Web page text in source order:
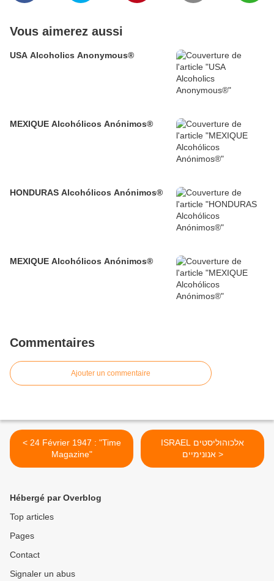
Vous aimerez aussi
USA Alcoholics Anonymous®
MEXIQUE Alcohólicos Anónimos®
HONDURAS Alcohólicos Anónimos®
MEXIQUE Alcohólicos Anónimos®
Commentaires
Ajouter un commentaire
< 24 Février 1947 : "Time
Magazine"
ISRAEL אלכוהוליסטים
אנונימיים >
Hébergé par Overblog
Top articles
Pages
Contact
Signaler un abus